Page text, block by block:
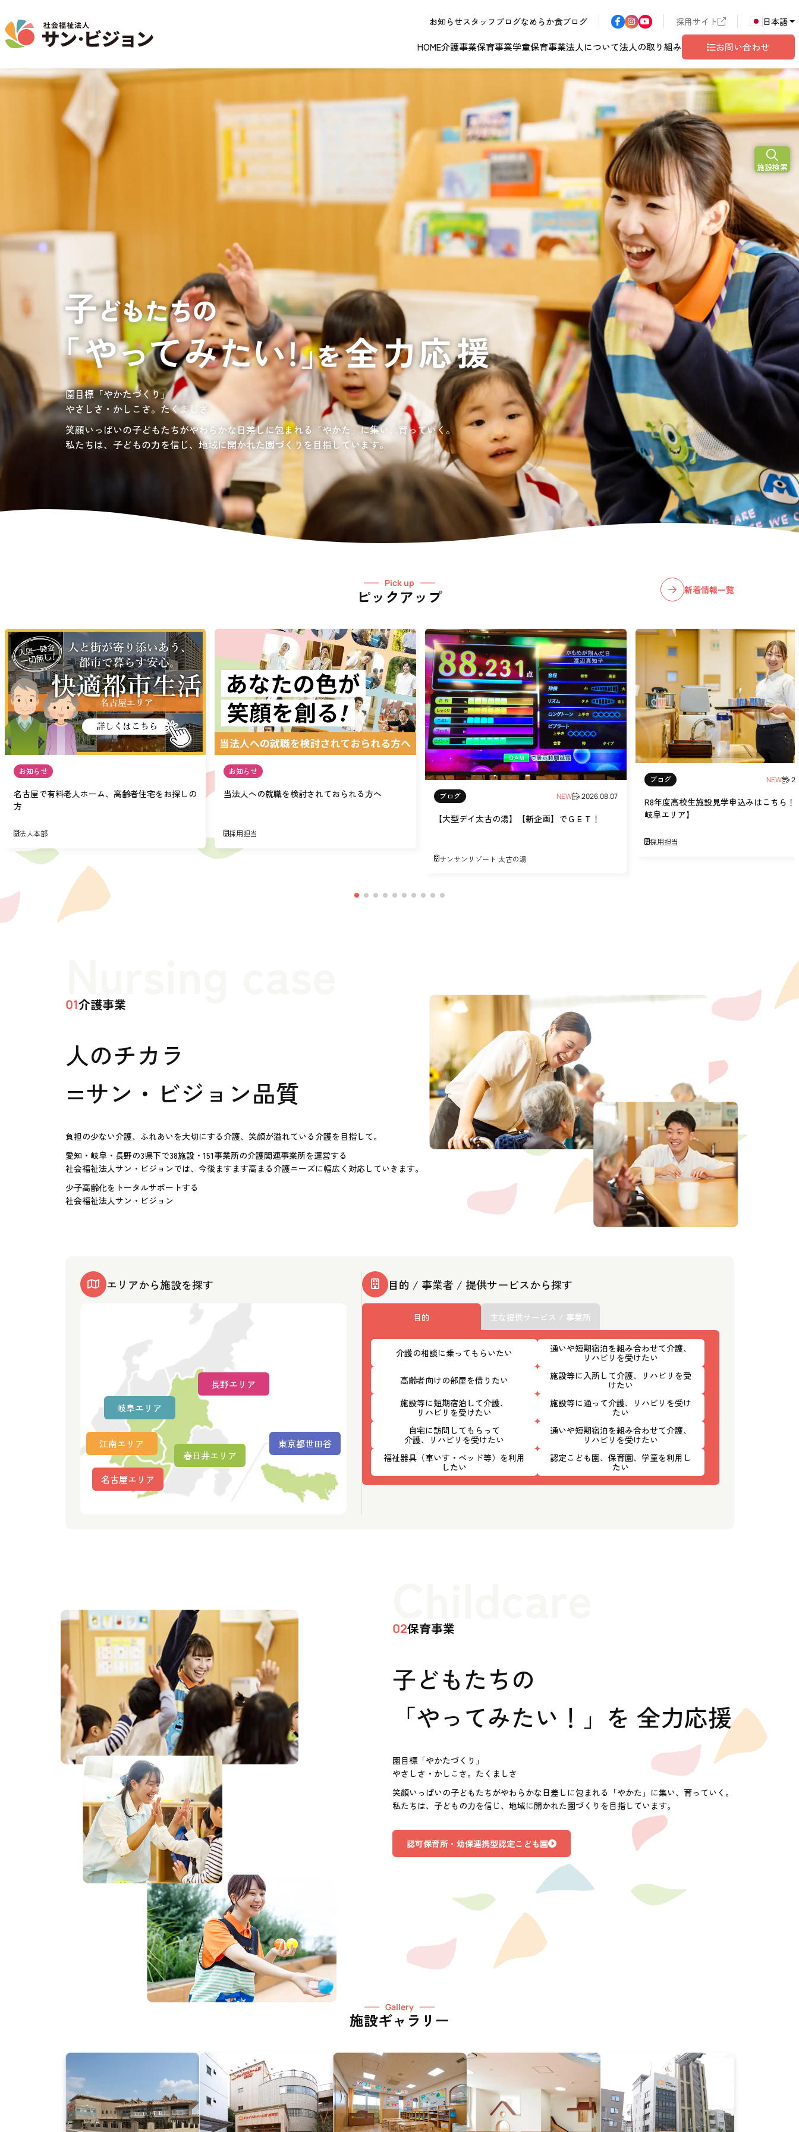
お知らせスタッフブログなめらか食ブログ 採用サイト 日本語
HOME介護事業
介護事業
江南エリア 岐阜エリア 長野エリア 東京都世田谷
複数条件検索
介護の相談に乗ってもらいたい
リハビリを受けたい
高齢者向けの部屋を借りたい
施設等に入所して介護、リハビリを受けたい
施設等に短期宿泊して介護、
施設等に通って介護、リハビリを受けたい
自宅に訪問してもらって
介護、リハビリを受けたい
通いや短期宿泊を組み合わせて介護、
リハビリを受けたい
福祉器具（車いす・ベッド等）を利用したい
認定こども園、保育園、学童を利用したい
保育事業
保育事業
ジョイフル守山保育園 ジョイフルドーム前こども園 ジョイフル多治見こども園
サン・サンこども園
グレイスフル塩尻
学童保育事業
学童保育事業
サン・サンスクール
東山公園
法人について
法人について
法人概要 / 組織図 理念 / クレド ロゴマークの由来
施設一覧 法人沿革 処遇改善加算について
法人の取り組み
法人の取り組み
活動報告 ノーリフティングポリシー 介護記録システム 地域共生
サンサンワイナリー サンサン研修センター 福祉リンク集
お問い合わせ
お問い合わせ
お問い合わせ一覧
ボランティアに関する
退職者実務経歴書
発行申請
ハラスメント
相談窓口
負担の少ない介護、ふれあいを大切にする介護、笑顔が溢れている介護を目指して。
愛知・岐阜・長野の3県下で38施設・151事業所の介護関連事業所を運営する
社会福祉法人サン・ビジョンでは、今後ますます高まる介護ニーズに幅広く対応していきます。
園目標「やかたづくり」
やさしさ・かしこさ。たくましさ
笑顔いっぱいの子どもたちがやわらかな日差しに包まれる「やかた」に集い、育っていく。
私たちは、子どもの力を信じ、地域に開かれた園づくりを目指しています。
サンサン・スクール東山公園では、小学生の児童が放課後安心して過ごせる環境を提供するとともに、
宿題・クラブ活動(英語・習字・選択)などの学習面にも力を入れて行っている学童保育所です。
NEW OPEN
2026年
10月
開設予定
通所介護
居宅介護支援
グレイスフル砧公園
東京都世田谷区大蔵3丁目4番12号
お問い合わせ先
03-6411-5781
担当：宮澤
Pick up
ピックアップ 新着情報一覧
お知らせ
名古屋で有料老人ホーム、高齢者住宅をお探しの
方
法人本部
お知らせ
当法人への就職を検討されておられる方へ
採用担当
ブログ NEW 2026.08.07
【大型デイ太古の湯】【新企画】でＧＥＴ！
サンサンリゾート 太古の湯
ブログ NEW
R8年度高校生施設見学申込みはこちら！
岐阜エリア】
採用担当
01介護事業
人のチカラ
=サン・ビジョン品質
負担の少ない介護、ふれあいを大切にする介護、笑顔が溢れている介護を目指して。
愛知・岐阜・長野の3県下で38施設・151事業所の介護関連事業所を運営する
社会福祉法人サン・ビジョンでは、今後ますます高まる介護ニーズに幅広く対応していきます。
少子高齢化をトータルサポートする
社会福祉法人サン・ビジョン
エリアから施設を探す
名古屋エリア
江南エリア
春日井エリア
岐阜エリア
長野エリア
東京都世田谷
目的 / 事業者 / 提供サービスから探す
目的 主な提供サービス / 事業所
介護の相談に乗ってもらいたい
通いや短期宿泊を組み合わせて介護、
リハビリを受けたい
高齢者向けの部屋を借りたい
施設等に入所して介護、リハビリを受
けたい
施設等に短期宿泊して介護、
リハビリを受けたい
施設等に通って介護、リハビリを受け
たい
自宅に訪問してもらって
介護、リハビリを受けたい
通いや短期宿泊を組み合わせて介護、
リハビリを受けたい
福祉器具（車いす・ベッド等）を利用
したい
認定こども園、保育園、学童を利用し
たい
02保育事業
子どもたちの
「やってみたい！」を 全力応援
園目標「やかたづくり」
やさしさ・かしこさ。たくましさ
笑顔いっぱいの子どもたちがやわらかな日差しに包まれる「やかた」に集い、育っていく。
私たちは、子どもの力を信じ、地域に開かれた園づくりを目指しています。
認可保育所・幼保連携型認定こども園
Gallery
施設ギャラリー
施設検索